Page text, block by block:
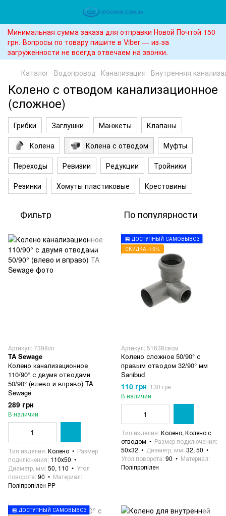
Минимальная сумма заказа для отправки Новой Почтой 150
грн. Вопросы по товару пишите в Viber — из-за
загруженности не всегда отвечаем на звонки.
Каталог Водопровод Канализация Внутренняя
Колено с отводом канализационное
(сложное)
Грибки Заглушки Манжеты
Клапаны
Колена
Колена с отводом
Муфты
Переходы
Ревизии Редукции
Тройники
Резинки
Хомуты пластиковые Крестовины
Фильтр По популярности
Артикул: 7398сп
TA Sewage
Колено канализационное
110/90° с двумя отводами
50/90° (влево и вправо) TA
Sewage
289 грн
В наличии
Тип изделия Колено
Размер
подключения 110х50
Диаметр, мм 50, 110
Угол
поворота 90
Материал
Поліпропілен PP
🏪 ДОСТУПНЫЙ САМОВЫВОЗ
СКИДКА -15%
Артикул: 51638свсм
Колено сложное 50/90° с
правым отводом 32/90° мм
Sanibud
110 грн 130 грн
В наличии
Тип изделия Колено, Колено с
отводом
Размер подключения
50х32
Диаметр, мм 32, 50
Угол поворота 90
Материал
Поліпропілен
🏪 ДОСТУПНЫЙ САМОВЫВОЗ